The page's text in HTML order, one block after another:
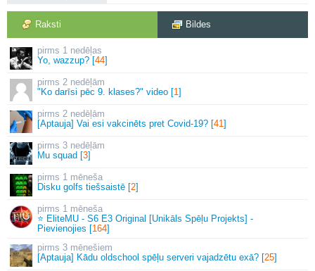
Raksti Bildes
1 nedēļas
Yo, wazzup? [44]
2 nedēļām
"Ko darīsi pēc 9. klases?" video [1]
2 nedēļām
[Aptauja] Vai esi vakcinēts pret Covid-19? [41]
3 nedēļām
Mu squad [3]
1 mēneša
Disku golfs tiešsaistē [2]
1 mēneša
⭐ EliteMU - S6 E3 Original [Unikāls Spēļu Projekts] -
Pievienojies [164]
3 mēnešiem
[Aptauja] Kādu oldschool spēļu serveri vajadzētu exā? [25]